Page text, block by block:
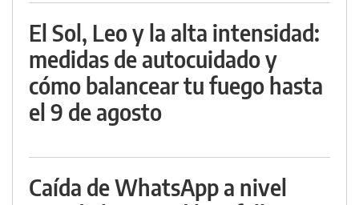
El Sol, Leo y la alta intensidad:
medidas de autocuidado y
cómo balancear tu fuego hasta
el 9 de agosto
Caída de WhatsApp a nivel